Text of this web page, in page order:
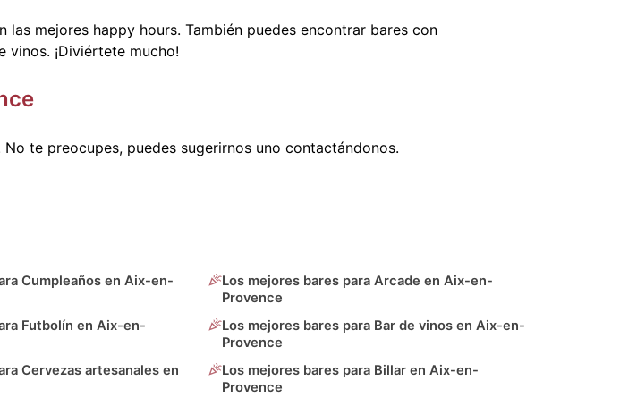
mejores happy hours. También puedes encontrar bares con
vinos. ¡Diviértete mucho!
te preocupes, puedes sugerirnos uno contactándonos.
Cumpleaños en Aix-en-
Los mejores bares para Arcade en Aix-en-
Provence
Futbolín en Aix-en-
Los mejores bares para Bar de vinos en Aix-en-
Provence
Cervezas artesanales en
Los mejores bares para Billar en Aix-en-
Provence